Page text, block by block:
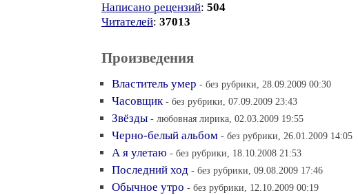
Написано рецензий: 504
Читателей: 37013
Произведения
Властитель умер - без рубрики, 28.09.2009 00:30
Часовщик - без рубрики, 07.09.2009 23:43
Звёзды - любовная лирика, 02.03.2009 19:55
Черно-белый альбом - без рубрики, 26.01.2009 14:05
А я улетаю - без рубрики, 18.10.2008 21:53
Последний ход - без рубрики, 09.08.2009 17:46
Обычное утро - без рубрики, 12.10.2009 00:19